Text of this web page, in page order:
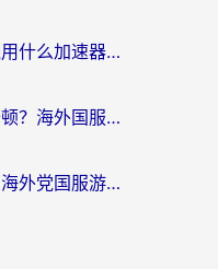
海外党必看：打穿越火线用什么加速器？解决延迟卡顿，还能玩奇妙拼图世界和第五人格
波兰怎么玩无悔华夏不卡顿？海外国服游戏加速器终极指南（附征途2萤火突击解决方案）
英国怎么玩叫我大掌柜？海外党国服游戏加速避坑指南（附实测推荐）